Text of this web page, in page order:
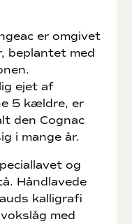
er omgivet
beplantet med
ejet af
5 kældre, er
den Cognac
i mange år.
og
Håndlavede
kalligrafi
med